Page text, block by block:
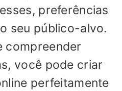
preferências
seu público-alvo.
compreender
você pode criar
perfeitamente